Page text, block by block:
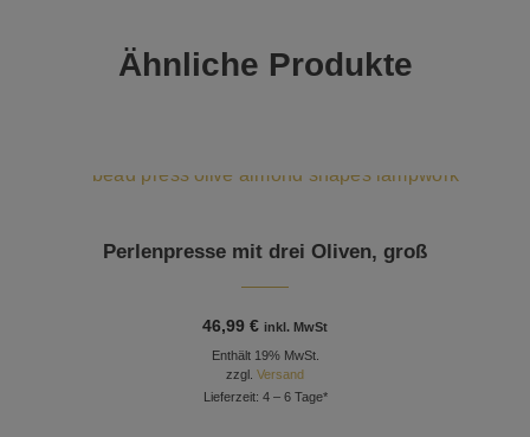
Ähnliche Produkte
Perlenpresse mit drei Oliven, groß
46,99€ inkl. MwSt
Enthält 19% MwSt.
zzgl.Versand
Lieferzeit: 4 – 6 Tage*